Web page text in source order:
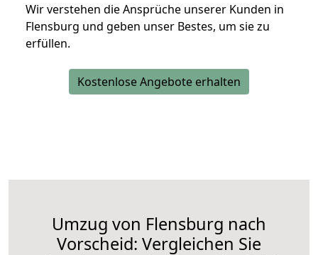
Wir verstehen die Ansprüche unserer Kunden in
Flensburg und geben unser Bestes, um sie zu
erfüllen.
Kostenlose Angebote erhalten
Umzug von Flensburg nach
Vorscheid: Vergleichen Sie